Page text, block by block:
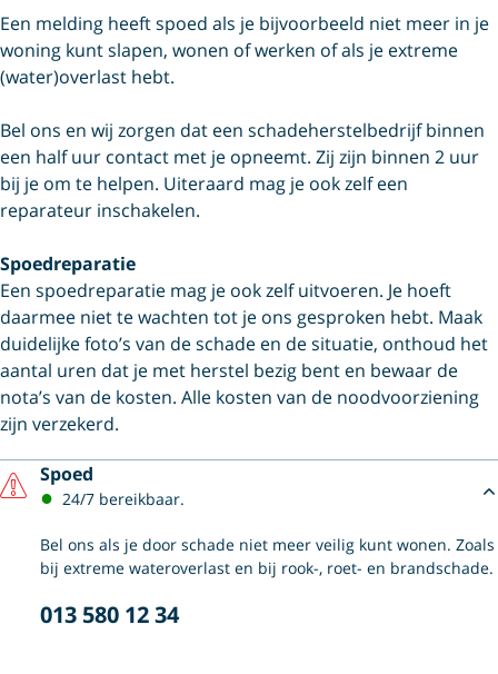
Een melding heeft spoed als je bijvoorbeeld niet meer in je
woning kunt slapen, wonen of werken of als je extreme
(water)overlast hebt.
Bel ons en wij zorgen dat een schadeherstelbedrijf binnen
een half uur contact met je opneemt. Zij zijn binnen 2 uur
bij je om te helpen. Uiteraard mag je ook zelf een
reparateur inschakelen.
Spoedreparatie
Een spoedreparatie mag je ook zelf uitvoeren. Je hoeft
daarmee niet te wachten tot je ons gesproken hebt. Maak
duidelijke foto’s van de schade en de situatie, onthoud het
aantal uren dat je met herstel bezig bent en bewaar de
nota’s van de kosten. Alle kosten van de noodvoorziening
zijn verzekerd.
Spoed
24/7 bereikbaar.
Bel ons als je door schade niet meer veilig kunt wonen. Zoals
bij extreme wateroverlast en bij rook-, roet- en brandschade.
013 580 12 34